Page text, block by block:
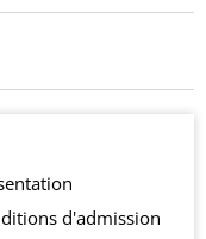
d'admission